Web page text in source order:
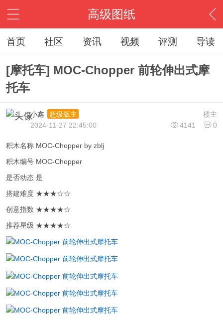
高级图纸
首页 社区 资讯 视频 评测 导读
[摩托车] MOC-Chopper 前轮伸出式摩
托车
楼主
小鑫
超级版主
4141
0
2024-11-27 22:45:00
积木名称 MOC-Chopper by zblj
积木编号 MOC-Chopper
是否动态 是
搭建难度 ★★★☆☆
创意指数 ★★★★☆
推荐星级 ★★★★☆